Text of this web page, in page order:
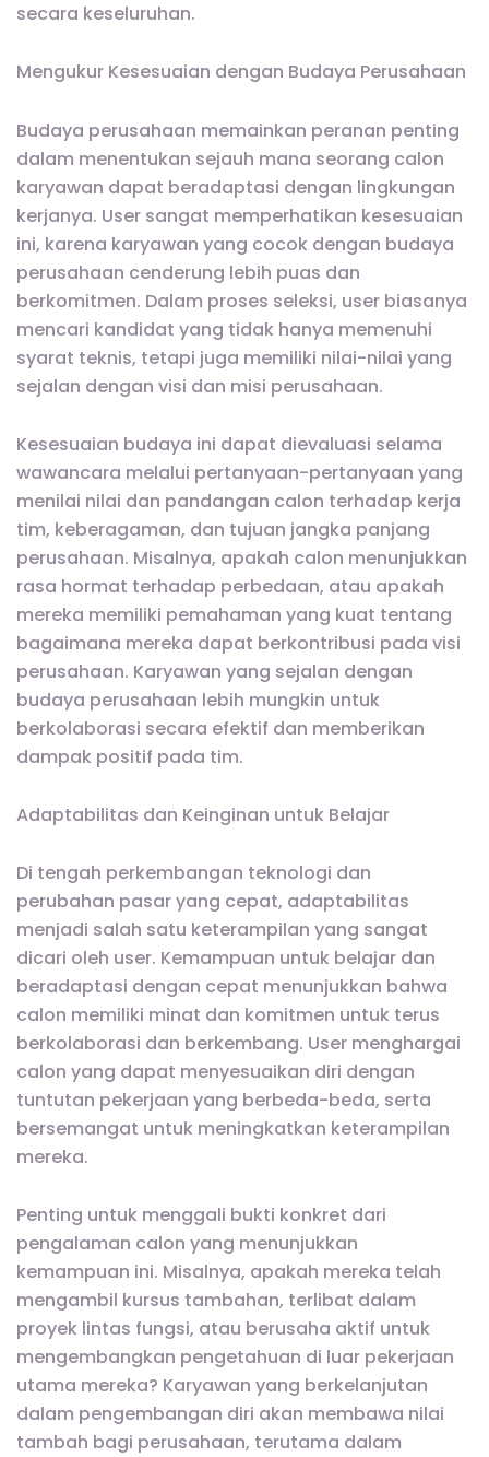
secara keseluruhan.
Mengukur Kesesuaian dengan Budaya Perusahaan
Budaya perusahaan memainkan peranan penting
dalam menentukan sejauh mana seorang calon
karyawan dapat beradaptasi dengan lingkungan
kerjanya. User sangat memperhatikan kesesuaian
ini, karena karyawan yang cocok dengan budaya
perusahaan cenderung lebih puas dan
berkomitmen. Dalam proses seleksi, user biasanya
mencari kandidat yang tidak hanya memenuhi
syarat teknis, tetapi juga memiliki nilai-nilai yang
sejalan dengan visi dan misi perusahaan.
Kesesuaian budaya ini dapat dievaluasi selama
wawancara melalui pertanyaan-pertanyaan yang
menilai nilai dan pandangan calon terhadap kerja
tim, keberagaman, dan tujuan jangka panjang
perusahaan. Misalnya, apakah calon menunjukkan
rasa hormat terhadap perbedaan, atau apakah
mereka memiliki pemahaman yang kuat tentang
bagaimana mereka dapat berkontribusi pada visi
perusahaan. Karyawan yang sejalan dengan
budaya perusahaan lebih mungkin untuk
berkolaborasi secara efektif dan memberikan
dampak positif pada tim.
Adaptabilitas dan Keinginan untuk Belajar
Di tengah perkembangan teknologi dan
perubahan pasar yang cepat, adaptabilitas
menjadi salah satu keterampilan yang sangat
dicari oleh user. Kemampuan untuk belajar dan
beradaptasi dengan cepat menunjukkan bahwa
calon memiliki minat dan komitmen untuk terus
berkolaborasi dan berkembang. User menghargai
calon yang dapat menyesuaikan diri dengan
tuntutan pekerjaan yang berbeda-beda, serta
bersemangat untuk meningkatkan keterampilan
mereka.
Penting untuk menggali bukti konkret dari
pengalaman calon yang menunjukkan
kemampuan ini. Misalnya, apakah mereka telah
mengambil kursus tambahan, terlibat dalam
proyek lintas fungsi, atau berusaha aktif untuk
mengembangkan pengetahuan di luar pekerjaan
utama mereka? Karyawan yang berkelanjutan
dalam pengembangan diri akan membawa nilai
tambah bagi perusahaan, terutama dalam